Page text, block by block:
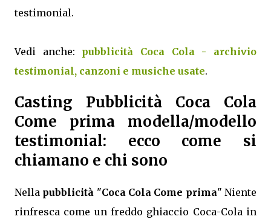
testimonial.
Vedi anche: pubblicità Coca Cola - archivio
testimonial, canzoni e musiche usate.
Casting Pubblicità Coca Cola
Come prima modella/modello
testimonial: ecco come si
chiamano e chi sono
Nella pubblicità "Coca Cola Come prima" Niente
rinfresca come un freddo ghiaccio Coca-Cola in